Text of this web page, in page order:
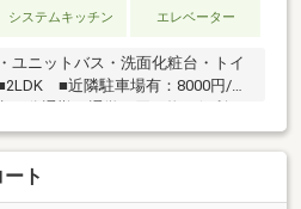
システムキッチン エレベーター
ユニットバス・洗面化粧台・トイ
■近隣駐車場有：8000円/
す◎お気軽にお問合わせください
ール 徒歩6分□イオン広店 徒歩4
大新開店 徒歩6分□白岳中学校
校 徒歩10分□とくふう幼稚園 徒
ト